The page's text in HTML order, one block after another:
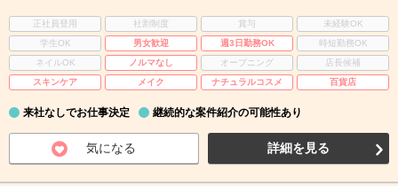
正社員登用 社割制度 賞与
未経験OK
学生OK
男女歓迎 週3日勤務OK
時短勤務OK
ネイルOK
ノルマなし オープニング
店長候補
スキンケア
メイク ナチュラルコスメ 百貨店
来社なしでお仕事決定 継続的な案件紹介の可能性あり
気になる 詳細を見る